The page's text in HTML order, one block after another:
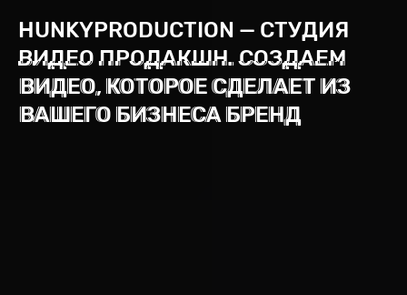
HUNKYPRODUCTION — СТУДИЯ
ВИДЕО ПРОДАКШН. СОЗДАЕМ
ВИДЕО, КОТОРОЕ СДЕЛАЕТ ИЗ
ВАШЕГО БИЗНЕСА БРЕНД